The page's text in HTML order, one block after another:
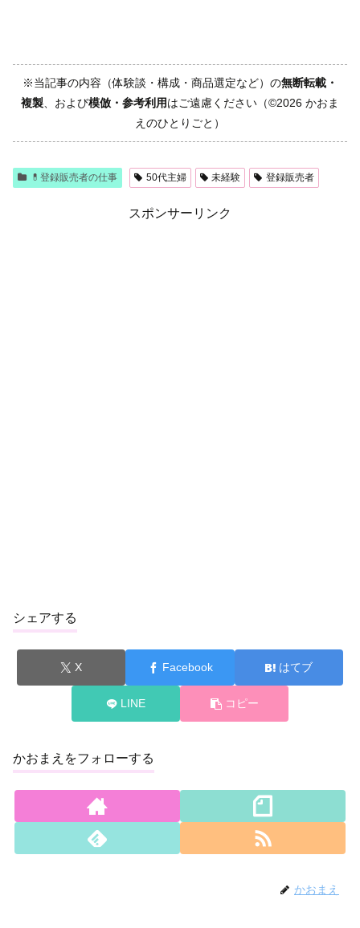
※当記事の内容（体験談・構成・商品選定など）の無断転載・
複製 、および模倣・参考利用はご遠慮ください（©2026 かおま
えのひとりごと）
💊登録販売者の仕事 50代主婦 未経験 登録販売者
スポンサーリンク
シェアする
X Facebook はてブ
LINE コピー
かおまえをフォローする
かおまえ